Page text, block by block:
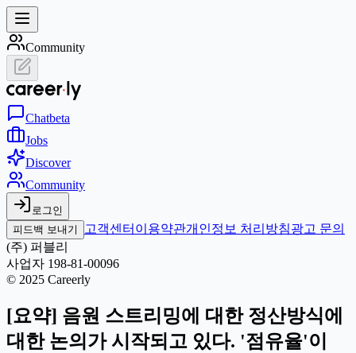
Community
Chatbeta
Jobs
Discover
Community
로그인
피드백 보내기
고객센터 이용약관개인정보 처리방침광고 문의
(주) 퍼블리
사업자 198-81-00096
© 2025 Careerly
[요약] 음원 스트리밍에 대한 정산방식에
대한 논의가 시작되고 있다. '점유율'이